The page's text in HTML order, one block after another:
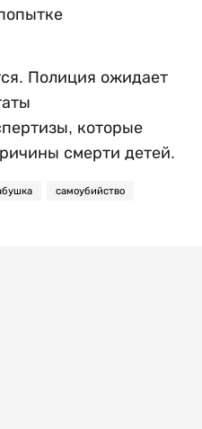
Полиция ожидает
которые
смерти детей.
самоубийство